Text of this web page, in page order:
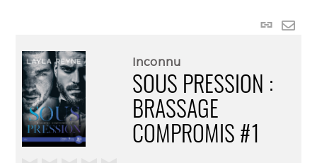
Lien
Inconnu
SOUS PRESSION :
BRASSAGE
COMPROMIS #1